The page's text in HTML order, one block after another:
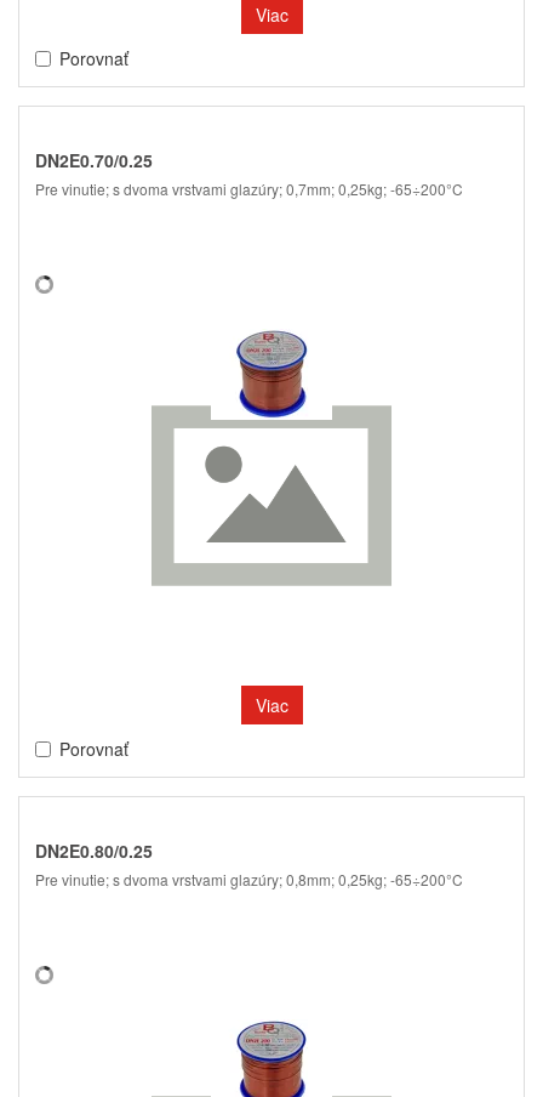
Viac
Porovnať
DN2E0.70/0.25
Pre vinutie; s dvoma vrstvami glazúry; 0,7mm; 0,25kg; -65÷200°C
Viac
Porovnať
DN2E0.80/0.25
Pre vinutie; s dvoma vrstvami glazúry; 0,8mm; 0,25kg; -65÷200°C